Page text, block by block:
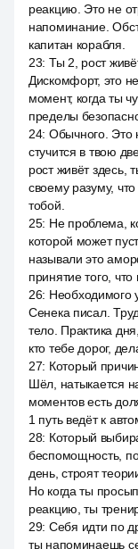
реакцию. Это не
напоминание.
капитан корабля.
23: Ты 2, рост
Дискомфорт, это
момент, когда ты
пределы
24: Обычного. Это
стучится в твою
рост живёт здесь,
своему разуму,
тобой.
25: Не проблема,
которой может
называли это
принятие того,
26: Необходимого
Сенека писал.
тело. Практика
кто тебе дорог,
27: Который
Шёл, натыкается
моментов есть
1 путь ведёт к
28: Который
беспомощность,
день, строят
Но когда ты
реакцию, ты
29: Себя идти по
ты напоминаешь